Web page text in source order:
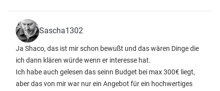
Sascha1302
Ja Shaco, das ist mir schon bewußt und das wären Dinge die
ich dann klären würde wenn er interesse hat.
Ich habe auch gelesen das seinn Budget bei max 300€ liegt,
aber das von mir war nur ein Angebot für ein hochwertiges